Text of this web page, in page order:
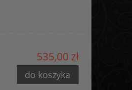
535,00 zł
do koszyka